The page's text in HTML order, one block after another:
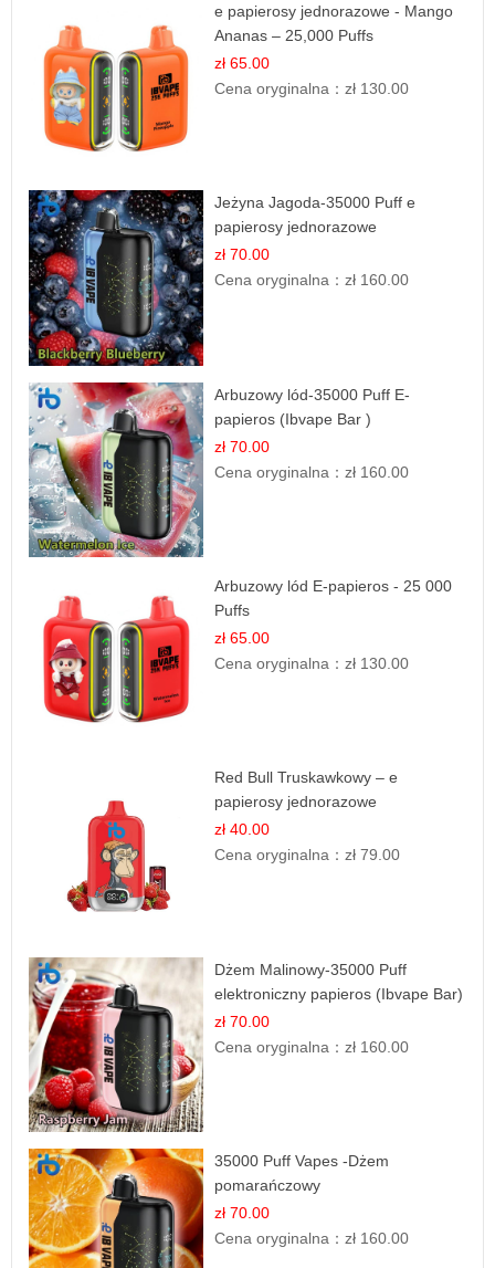
e papierosy jednorazowe - Mango
Ananas – 25,000 Puffs
zł 65.00
Cena oryginalna：zł 130.00
Jeżyna Jagoda-35000 Puff e
papierosy jednorazowe
zł 70.00
Cena oryginalna：zł 160.00
Arbuzowy lód-35000 Puff E-
papieros (Ibvape Bar )
zł 70.00
Cena oryginalna：zł 160.00
Arbuzowy lód E-papieros - 25 000
Puffs
zł 65.00
Cena oryginalna：zł 130.00
Red Bull Truskawkowy – e
papierosy jednorazowe
zł 40.00
Cena oryginalna：zł 79.00
Dżem Malinowy-35000 Puff
elektroniczny papieros (Ibvape Bar)
zł 70.00
Cena oryginalna：zł 160.00
35000 Puff Vapes -Dżem
pomarańczowy
zł 70.00
Cena oryginalna：zł 160.00